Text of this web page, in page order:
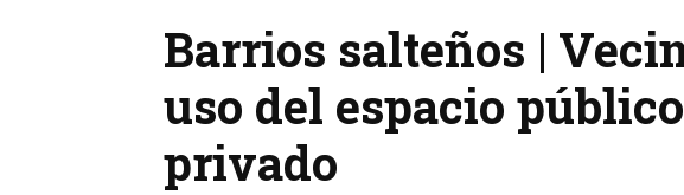
Barrios salteños |
uso del espacio
privado